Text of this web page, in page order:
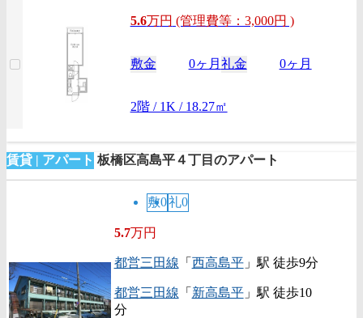
5.6万円 (管理費等：3,000円 )
敷金 0ヶ月 礼金 0ヶ月
2階 / 1K / 18.27㎡
賃貸 | アパート 板橋区高島平４丁目のアパート
敷0礼0
5.7万円
都営三田線 「 西高島平」駅 徒歩9分
都営三田線 「 新高島平」駅 徒歩10
分